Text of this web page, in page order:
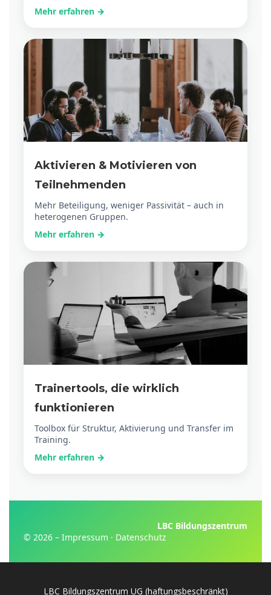
Mehr erfahren →
Aktivieren & Motivieren von
Teilnehmenden
Mehr Beteiligung, weniger Passivität – auch in
heterogenen Gruppen.
Mehr erfahren →
Trainertools, die wirklich
funktionieren
Toolbox für Struktur, Aktivierung und Transfer im
Training.
Mehr erfahren →
LBC Bildungszentrum
© 2026 – Impressum · Datenschutz
LBC Bildungszentrum UG (haftungsbeschränkt)